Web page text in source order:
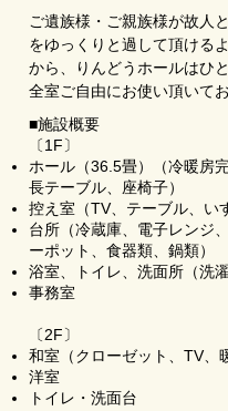
ご遺族様・ご親族様が故人
をゆっくりと過して頂ける
から、りんどうホールはひ
全室ご自由にお使い頂いてお
■施設概要
〔1F〕
ホール（36.5畳）（冷暖房
長テーブル、座椅子）
控え室（TV、テーブル、い
台所（冷蔵庫、電子レンジ
ーポット、食器類、鍋類）
浴室、トイレ、洗面所（洗濯
事務室
〔2F〕
和室（クローゼット、TV、
洋室
トイレ・洗面台